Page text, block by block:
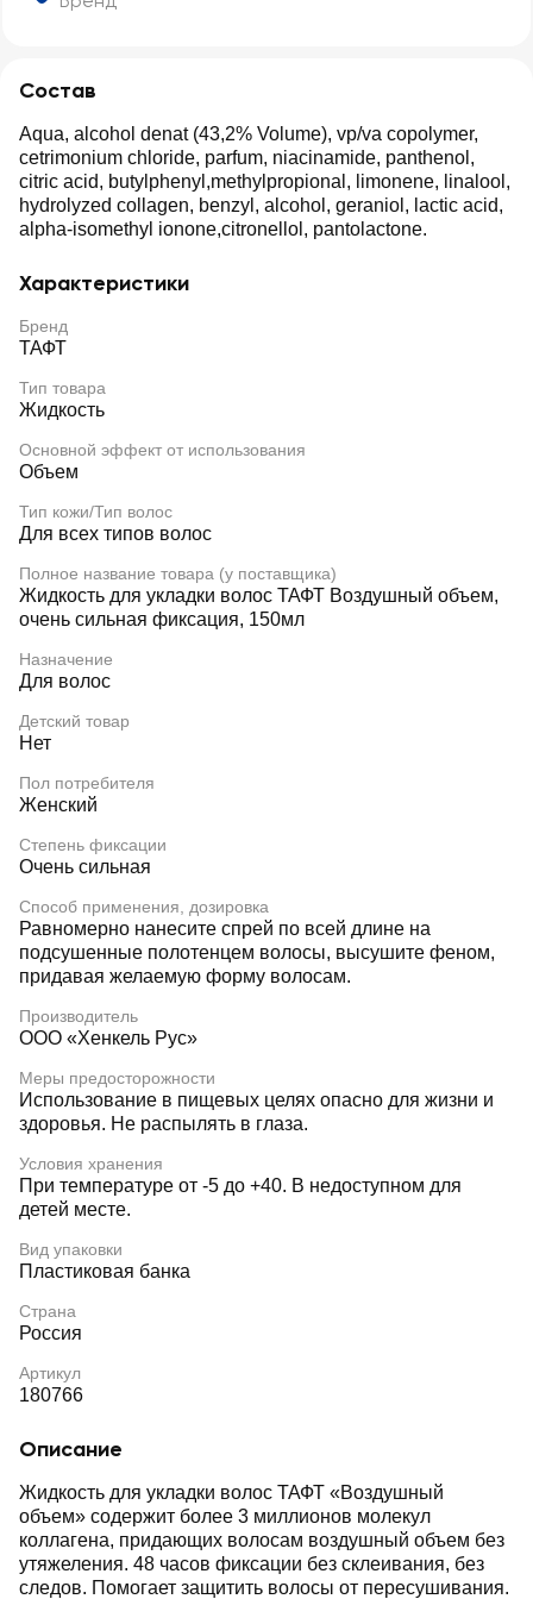
Состав
Aqua, alcohol denat (43,2% Volume), vp/va copolymer,
cetrimonium chloride, parfum, niacinamide, panthenol,
citric acid, butylphenyl,methylpropional, limonene, linalool,
hydrolyzed collagen, benzyl, alcohol, geraniol, lactic acid,
alpha-isomethyl ionone,citronellol, pantolactone.
Характеристики
Бренд
ТАФТ
Тип товара
Жидкость
Основной эффект от использования
Объем
Тип кожи/Тип волос
Для всех типов волос
Полное название товара (у поставщика)
Жидкость для укладки волос ТАФТ Воздушный объем,
очень сильная фиксация, 150мл
Назначение
Для волос
Детский товар
Нет
Пол потребителя
Женский
Степень фиксации
Очень сильная
Способ применения, дозировка
Равномерно нанесите спрей по всей длине на
подсушенные полотенцем волосы, высушите феном,
придавая желаемую форму волосам.
Производитель
ООО «Хенкель Рус»
Меры предосторожности
Использование в пищевых целях опасно для жизни и
здоровья. Не распылять в глаза.
Условия хранения
При температуре от -5 до +40. В недоступном для
детей месте.
Вид упаковки
Пластиковая банка
Страна
Россия
Артикул
180766
Описание
Жидкость для укладки волос ТАФТ «Воздушный
объем» содержит более 3 миллионов молекул
коллагена, придающих волосам воздушный объем без
утяжеления. 48 часов фиксации без склеивания, без
следов. Помогает защитить волосы от пересушивания.